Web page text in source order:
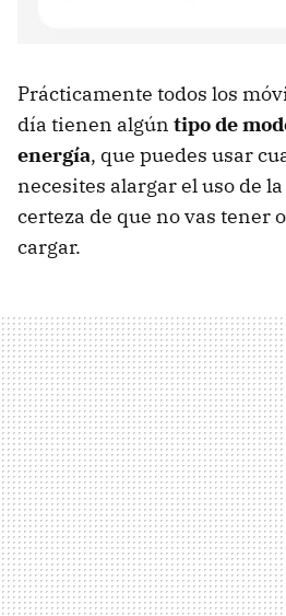
Prácticamente todos los
día tienen algún tipo de
energía, que puedes usar
necesites alargar el uso de
certeza de que no vas tener
cargar.